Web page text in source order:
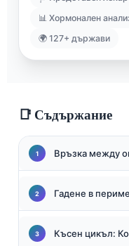
📊 Хормонален
🌍 127+ държави
📑 Съдържание
Връзка между
Гадене в
Късен цикъл: